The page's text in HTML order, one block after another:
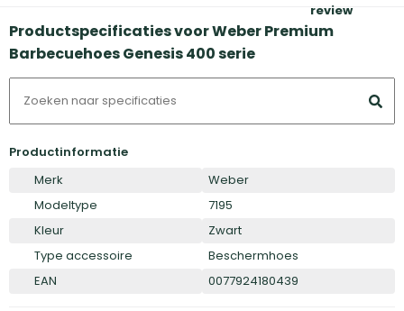
review
Productspecificaties voor Weber Premium
Barbecuehoes Genesis 400 serie
Productinformatie
Merk
Weber
Modeltype
7195
Kleur
Zwart
Type accessoire
Beschermhoes
EAN
0077924180439